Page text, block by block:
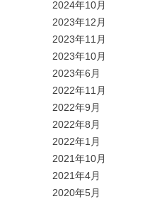
2024年10月
2023年12月
2023年11月
2023年10月
2023年6月
2022年11月
2022年9月
2022年8月
2022年1月
2021年10月
2021年4月
2020年5月